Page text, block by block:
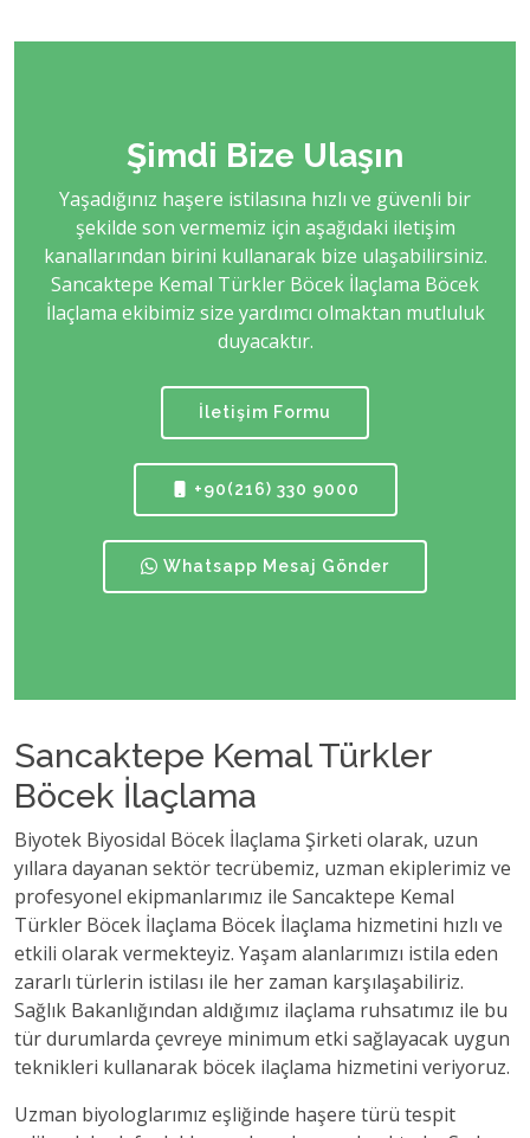
Şimdi Bize Ulaşın
Yaşadığınız haşere istilasına hızlı ve güvenli bir
şekilde son vermemiz için aşağıdaki iletişim
kanallarından birini kullanarak bize ulaşabilirsiniz.
Sancaktepe Kemal Türkler Böcek İlaçlama Böcek
İlaçlama ekibimiz size yardımcı olmaktan mutluluk
duyacaktır.
İletişim Formu
+90(216) 330 9000
Whatsapp Mesaj Gönder
Sancaktepe Kemal Türkler
Böcek İlaçlama
Biyotek Biyosidal Böcek İlaçlama Şirketi olarak, uzun
yıllara dayanan sektör tecrübemiz, uzman ekiplerimiz ve
profesyonel ekipmanlarımız ile Sancaktepe Kemal
Türkler Böcek İlaçlama Böcek İlaçlama hizmetini hızlı ve
etkili olarak vermekteyiz. Yaşam alanlarımızı istila eden
zararlı türlerin istilası ile her zaman karşılaşabiliriz.
Sağlık Bakanlığından aldığımız ilaçlama ruhsatımız ile bu
tür durumlarda çevreye minimum etki sağlayacak uygun
teknikleri kullanarak böcek ilaçlama hizmetini veriyoruz.
Uzman biyologlarımız eşliğinde haşere türü tespit